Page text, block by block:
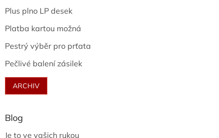
Plus plno LP desek
Platba kartou možná
Pestrý výběr pro prťata
Pečlivé balení zásilek
ARCHIV
Blog
Je to ve vašich rukou